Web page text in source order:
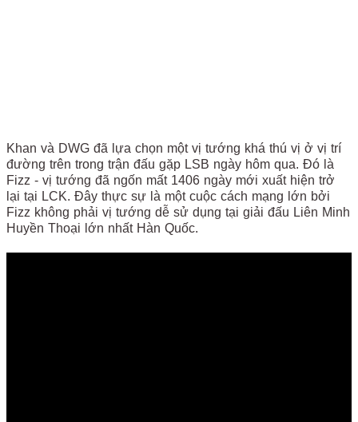
Khan và DWG đã lựa chọn một vị tướng khá thú vị ở vị trí
đường trên trong trận đấu gặp LSB ngày hôm qua. Đó là
Fizz - vị tướng đã ngốn mất 1406 ngày mới xuất hiện trở
lại tại LCK. Đây thực sự là một cuộc cách mạng lớn bởi
Fizz không phải vị tướng dễ sử dụng tại giải đấu Liên Minh
Huyền Thoại lớn nhất Hàn Quốc.